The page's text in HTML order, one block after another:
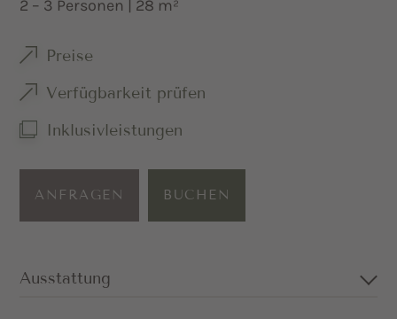
2 – 3 Personen | 28 m²
Preise
Verfügbarkeit prüfen
Inklusivleistungen
ANFRAGEN BUCHEN
Ausstattung